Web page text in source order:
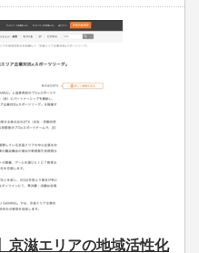
京滋エリアの地域活性化